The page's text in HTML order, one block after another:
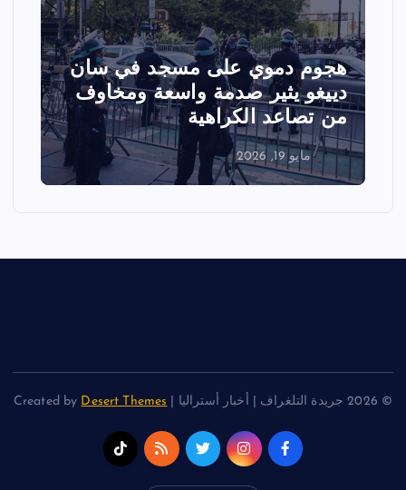
هجوم دموي على مسجد في سان
دييغو يثير صدمة واسعة ومخاوف
من تصاعد الكراهية
مايو 19, 2026
© 2026 جريدة التلغراف | أخبار أستراليا | Created by Desert Themes